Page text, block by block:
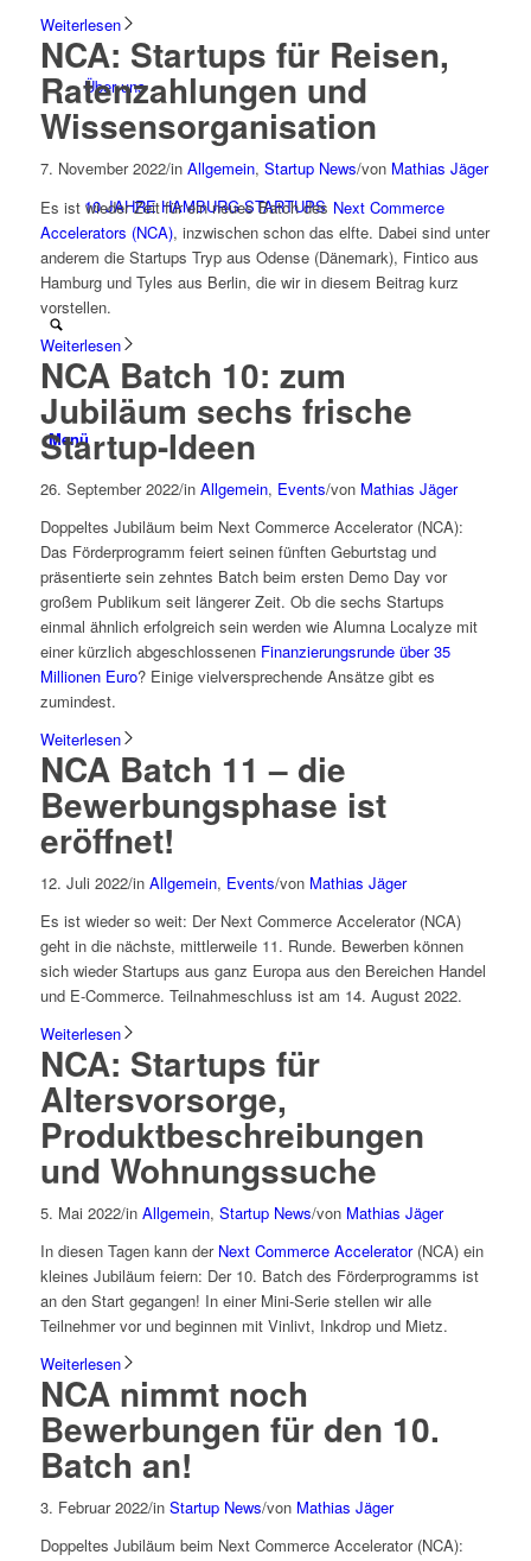
Über uns
10 JAHRE HAMBURG STARTUPS
Menü
Weiterlesen
NCA: Startups für Reisen,
Ratenzahlungen und
Wissensorganisation
7. November 2022/in Allgemein, Startup News/von Mathias Jäger
Es ist wieder Zeit für ein neues Batch des Next Commerce
Accelerators (NCA), inzwischen schon das elfte. Dabei sind unter
anderem die Startups Tryp aus Odense (Dänemark), Fintico aus
Hamburg und Tyles aus Berlin, die wir in diesem Beitrag kurz
vorstellen.
Weiterlesen
NCA Batch 10: zum
Jubiläum sechs frische
Startup-Ideen
26. September 2022/in Allgemein, Events/von Mathias Jäger
Doppeltes Jubiläum beim Next Commerce Accelerator (NCA):
Das Förderprogramm feiert seinen fünften Geburtstag und
präsentierte sein zehntes Batch beim ersten Demo Day vor
großem Publikum seit längerer Zeit. Ob die sechs Startups
einmal ähnlich erfolgreich sein werden wie Alumna Localyze mit
einer kürzlich abgeschlossenen Finanzierungsrunde über 35
Millionen Euro? Einige vielversprechende Ansätze gibt es
zumindest.
Weiterlesen
NCA Batch 11 – die
Bewerbungsphase ist
eröffnet!
12. Juli 2022/in Allgemein, Events/von Mathias Jäger
Es ist wieder so weit: Der Next Commerce Accelerator (NCA)
geht in die nächste, mittlerweile 11. Runde. Bewerben können
sich wieder Startups aus ganz Europa aus den Bereichen Handel
und E-Commerce. Teilnahmeschluss ist am 14. August 2022.
Weiterlesen
NCA: Startups für
Altersvorsorge,
Produktbeschreibungen
und Wohnungssuche
5. Mai 2022/in Allgemein, Startup News/von Mathias Jäger
In diesen Tagen kann der Next Commerce Accelerator(NCA) ein
kleines Jubiläum feiern: Der 10. Batch des Förderprogramms ist
an den Start gegangen! In einer Mini-Serie stellen wir alle
Teilnehmer vor und beginnen mit Vinlivt, Inkdrop und Mietz.
Weiterlesen
NCA nimmt noch
Bewerbungen für den 10.
Batch an!
3. Februar 2022/in Startup News/von Mathias Jäger
Doppeltes Jubiläum beim Next Commerce Accelerator (NCA):